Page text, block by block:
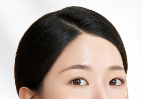
４．使用「AFTEE先享後付」時，將依據個別
時審查核予不同之上限額度；若仍有額度不足
請求用戶進行身份認證。
５．嚴禁一人註冊多個帳號或使用他人資訊註
恩沛科技股份有限公司將有權停止該用戶之使用